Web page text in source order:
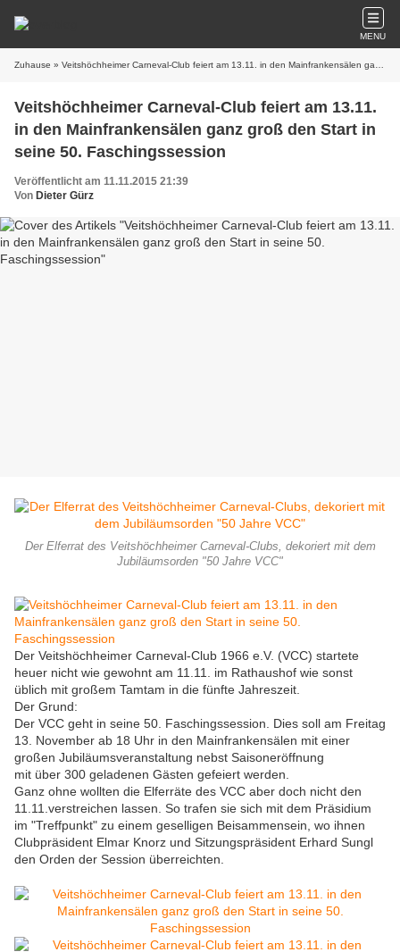
MENU
Zuhause » Veitshöchheimer Carneval-Club feiert am 13.11. in den Mainfrankensälen ganz groß den Start in seine 50. Faschingssession
Veitshöchheimer Carneval-Club feiert am 13.11.
in den Mainfrankensälen ganz groß den Start in
seine 50. Faschingssession
Veröffentlicht am 11.11.2015 21:39
Von Dieter Gürz
Der Elferrat des Veitshöchheimer Carneval-Clubs, dekoriert mit dem
Jubiläumsorden "50 Jahre VCC"
Der Veitshöchheimer Carneval-Club 1966 e.V. (VCC) startete
heuer nicht wie gewohnt am 11.11. im Rathaushof wie sonst
üblich mit großem Tamtam in die fünfte Jahreszeit.
Der Grund:
Der VCC geht in seine 50. Faschingssession. Dies soll am Freitag
13. November ab 18 Uhr in den Mainfrankensälen mit einer
großen Jubiläumsveranstaltung nebst Saisoneröffnung
mit über 300 geladenen Gästen gefeiert werden.
Ganz ohne wollten die Elferräte des VCC aber doch nicht den
11.11.verstreichen lassen. So trafen sie sich mit dem Präsidium
im "Treffpunkt" zu einem geselligen Beisammensein, wo ihnen
Clubpräsident Elmar Knorz und Sitzungspräsident Erhard Sungl
den Orden der Session überreichten.